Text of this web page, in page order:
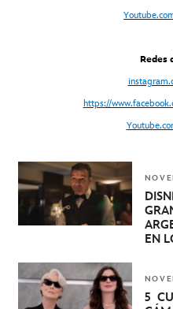
Redes
https://
EN
5